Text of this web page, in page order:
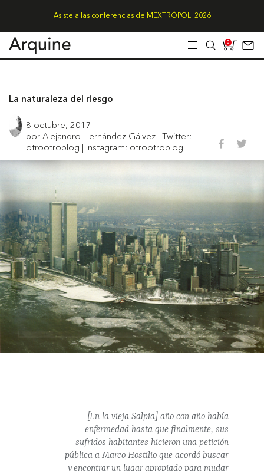
Asiste a las conferencias de MEXTRÓPOLI 2026
0
La naturaleza del riesgo
8 octubre, 2017
porAlejandro Hernández Gálvez | Twitter:
otrootroblog | Instagram: otrootroblog
[En la vieja Salpia] año con año había
enfermedad hasta que finalmente, sus
sufridos habitantes hicieron una petición
pública a Marco Hostilio que acordó buscar
y encontrar un lugar apropiado para mudar